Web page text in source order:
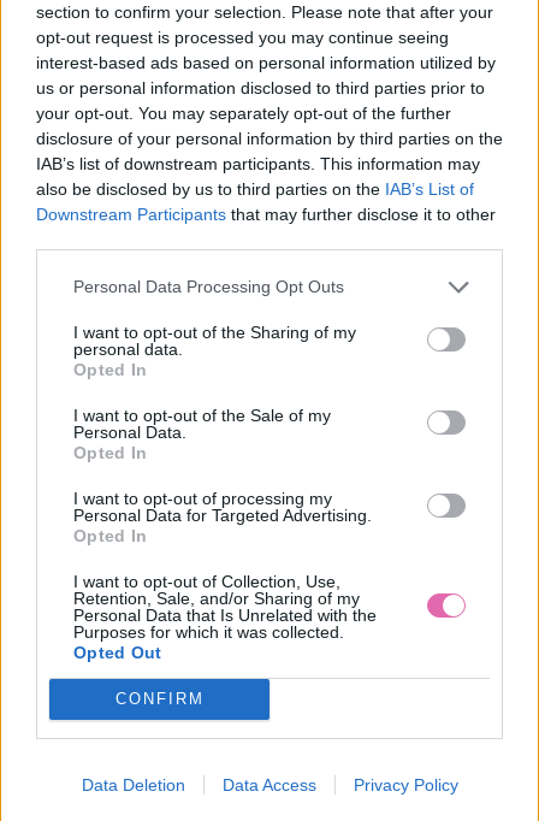
section to confirm your selection. Please note that after your
opt-out request is processed you may continue seeing
interest-based ads based on personal information utilized by
us or personal information disclosed to third parties prior to
your opt-out. You may separately opt-out of the further
disclosure of your personal information by third parties on the
IAB’s list of downstream participants. This information may
also be disclosed by us to third parties on the IAB’s List of
Downstream Participants that may further disclose it to other
Personal Data Processing Opt Outs
I want to opt-out of the Sharing of my
personal data.
Opted In
I want to opt-out of the Sale of my
Personal Data.
Opted In
I want to opt-out of processing my
Personal Data for Targeted Advertising.
Opted In
I want to opt-out of Collection, Use,
Retention, Sale, and/or Sharing of my
Personal Data that Is Unrelated with the
Purposes for which it was collected.
Opted Out
CONFIRM
Data Deletion Data Access Privacy Policy
ZIBI LONDON GIGI ZLATÁ MIDI SUKŇA S ČIERNOU
POTLAČOU
34,90 €